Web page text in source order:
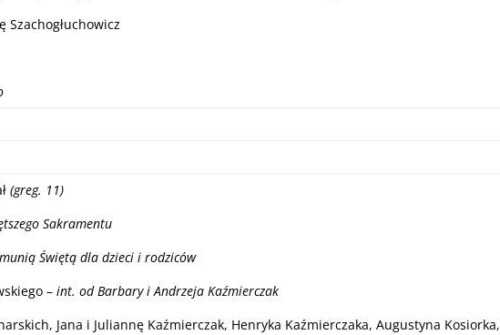
Szachogłuchowicz
(greg. 11)
Sakramentu
Świętą dla dzieci i rodziców
– int. od Barbary i Andrzeja Kaźmierczak
Jana i Juliannę Kaźmierczak, Henryka Kaźmierczaka, Augustyna Kosiorka,